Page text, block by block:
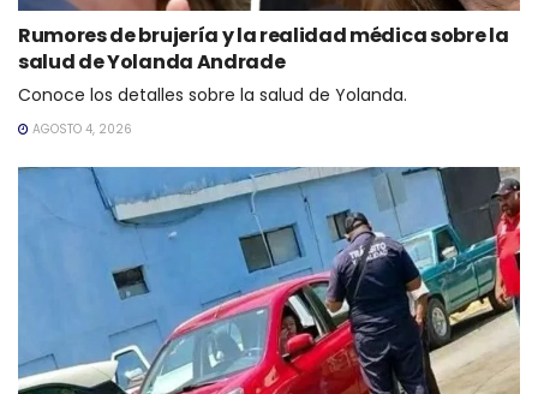
Rumores de brujería y la realidad médica sobre la
salud de Yolanda Andrade
Conoce los detalles sobre la salud de Yolanda.
AGOSTO 4, 2026